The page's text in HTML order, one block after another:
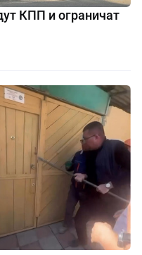
КПП и ограничат